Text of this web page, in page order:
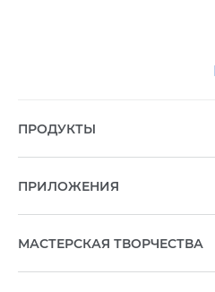
ПРОДУКТЫ
ПРИЛОЖЕНИЯ
МАСТЕРСКАЯ ТВОРЧЕСТВА